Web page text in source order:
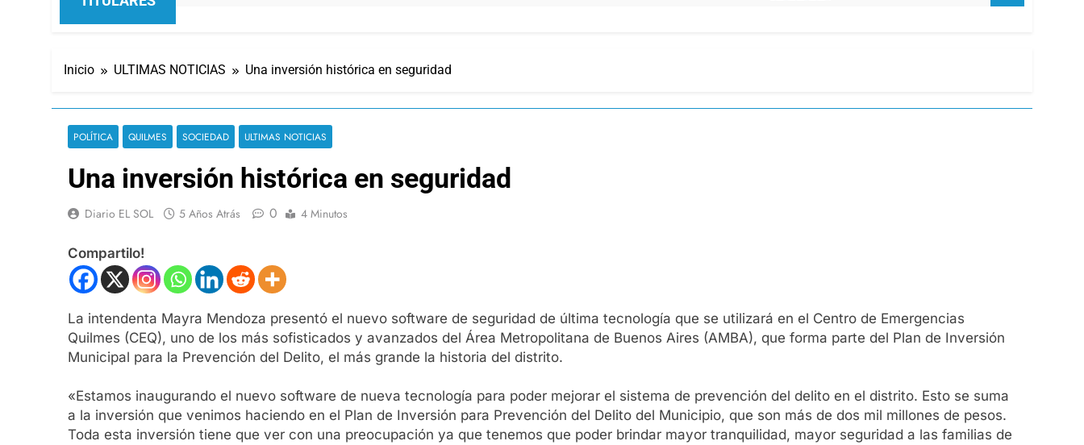
Inicio ULTIMAS NOTICIAS Una inversión histórica en seguridad
POLÍTICA QUILMES SOCIEDAD ULTIMAS NOTICIAS
Una inversión histórica en seguridad
Diario EL SOL 5 Años Atrás 0 4 Minutos
Compartilo!
La intendenta Mayra Mendoza presentó el nuevo software de seguridad de última tecnología que se utilizará en el Centro de Emergencias
Quilmes (CEQ), uno de los más sofisticados y avanzados del Área Metropolitana de Buenos Aires (AMBA), que forma parte del Plan de Inversión
Municipal para la Prevención del Delito, el más grande la historia del distrito.
«Estamos inaugurando el nuevo software de nueva tecnología para poder mejorar el sistema de prevención del delito en el distrito. Esto se suma
a la inversión que venimos haciendo en el Plan de Inversión para Prevención del Delito del Municipio, que son más de dos mil millones de pesos.
Toda esta inversión tiene que ver con una preocupación ya que tenemos que poder brindar mayor tranquilidad, mayor seguridad a las familias de